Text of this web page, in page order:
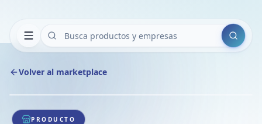
Buscar
Volver al marketplace
1/1
PRODUCTO